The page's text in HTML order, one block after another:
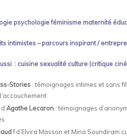
psychologie féminisme maternité
intimistes – parcours inspirant /
: cuisine sexualité culture (critique
Stories : témoignages intimes et sans
d’Agathe Lecaron : témoignages
! d’Elvira Masson et Mina Soundiram